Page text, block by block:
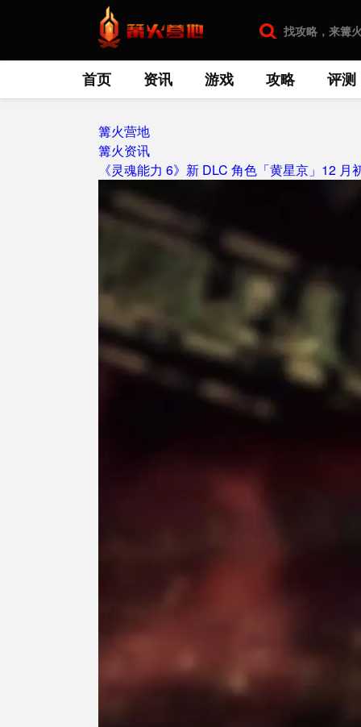
首页 资讯 游戏 攻略 评测
篝火营地
篝火资讯
《灵魂能力 6》新 DLC 角色「黄星京」12 月